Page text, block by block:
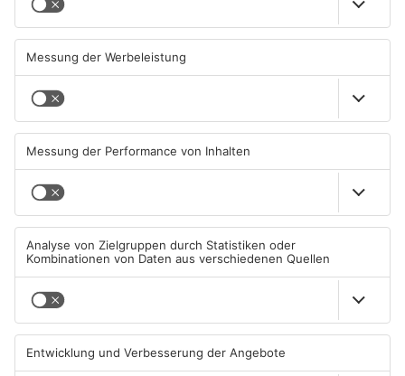
Streit eskaliert in Hanau -
Polizei sucht Zeugen
Hanau: Kleinkraftradfahrer
mit 101 km/h erwischt